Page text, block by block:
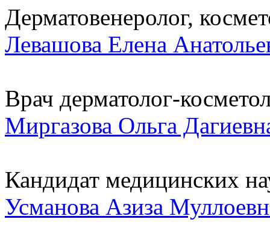
Дерматовенеролог,
Левашова Елена
Врач дерматолог-
Миргазова Ольга
Кандидат медицинских
Усманова Азиза